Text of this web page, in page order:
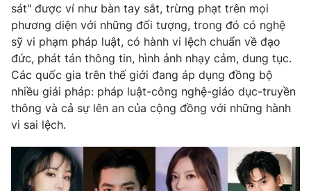
sát" được ví như bàn tay sắt, trừng phạt trên mọi
phương diện với những đối tượng, trong đó có nghệ
sỹ vi phạm pháp luật, có hành vi lệch chuẩn về đạo
đức, phát tán thông tin, hình ảnh nhạy cảm, dung tục.
Các quốc gia trên thế giới đang áp dụng đồng bộ
nhiều giải pháp: pháp luật-công nghệ-giáo dục-truyền
thông và cả sự lên an của cộng đồng với những hành
vi sai lệch.